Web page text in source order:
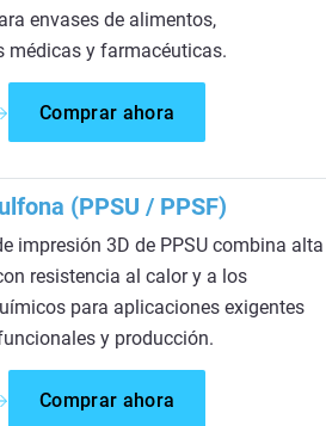
envases de alimentos,
médicas y farmacéuticas.
Comprar ahora
(PPSU / PPSF)
impresión 3D de PPSU combina alta
resistencia al calor y a los
para aplicaciones exigentes
y producción.
Comprar ahora